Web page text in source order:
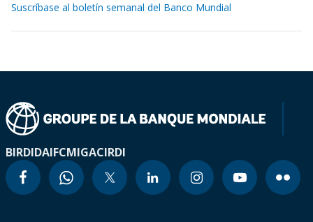
Suscríbase al boletín semanal del Banco Mundial
BIRDIDAIFCMIGACIRDI